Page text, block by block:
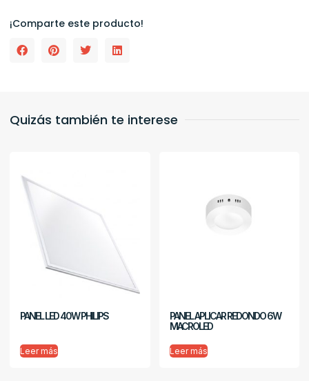
¡Comparte este producto!
Quizás también te interese
PANEL LED 40W PHILIPS
Leer más
PANEL APLICAR REDONDO 6W
MACROLED
Leer más